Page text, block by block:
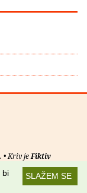
• Kriv jeFiktiv
RSS kanaliSLAŽEM SE
bi